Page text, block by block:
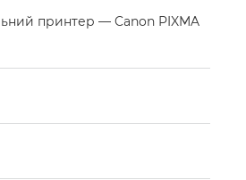
принтер — Canon PIXMA